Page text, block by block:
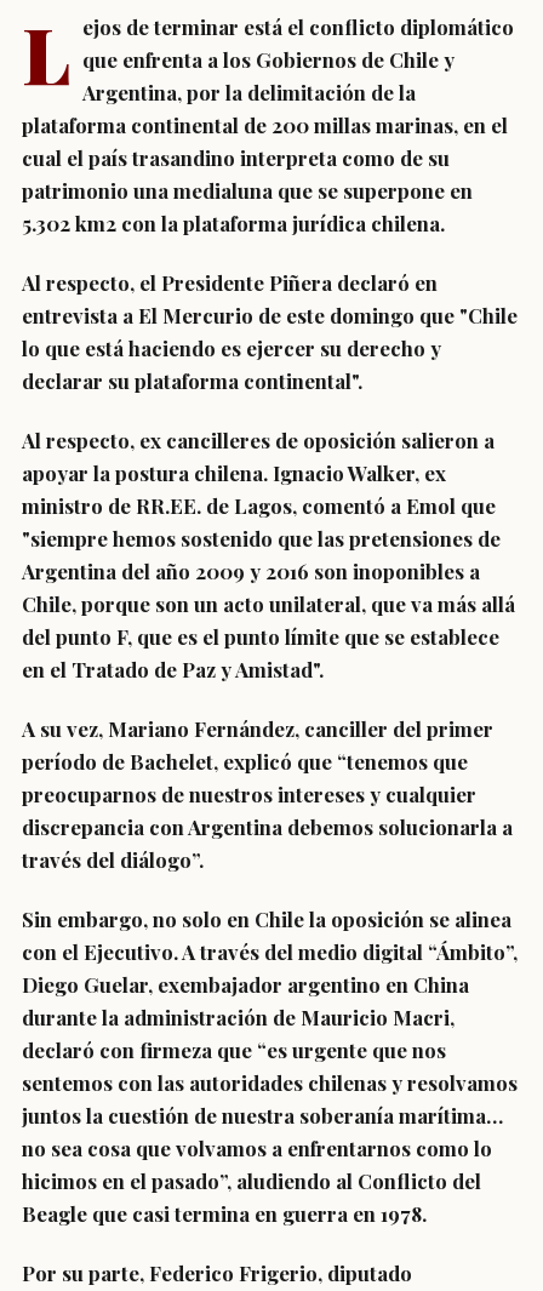
L ejos de terminar está el conflicto diplomático
que enfrenta a los Gobiernos de Chile y
Argentina, por la delimitación de la
plataforma continental de 200 millas marinas, en el
cual el país trasandino interpreta como de su
patrimonio una medialuna que se superpone en
5.302 km2 con la plataforma jurídica chilena.
Al respecto, el Presidente Piñera declaró en
entrevista a El Mercurio de este domingo que "Chile
lo que está haciendo es ejercer su derecho y
declarar su plataforma continental".
Al respecto, ex cancilleres de oposición salieron a
apoyar la postura chilena. Ignacio Walker, ex
ministro de RR.EE. de Lagos, comentó a Emol que
"siempre hemos sostenido que las pretensiones de
Argentina del año 2009 y 2016 son inoponibles a
Chile, porque son un acto unilateral, que va más allá
del punto F, que es el punto límite que se establece
en el Tratado de Paz y Amistad".
A su vez, Mariano Fernández, canciller del primer
período de Bachelet, explicó que “tenemos que
preocuparnos de nuestros intereses y cualquier
discrepancia con Argentina debemos solucionarla a
través del diálogo”.
Sin embargo, no solo en Chile la oposición se alinea
con el Ejecutivo. A través del medio digital “Ámbito”,
Diego Guelar, exembajador argentino en China
durante la administración de Mauricio Macri,
declaró con firmeza que “es urgente que nos
sentemos con las autoridades chilenas y resolvamos
juntos la cuestión de nuestra soberanía marítima…
no sea cosa que volvamos a enfrentarnos como lo
hicimos en el pasado”, aludiendo al Conflicto del
Beagle que casi termina en guerra en 1978.
Por su parte, Federico Frigerio, diputado